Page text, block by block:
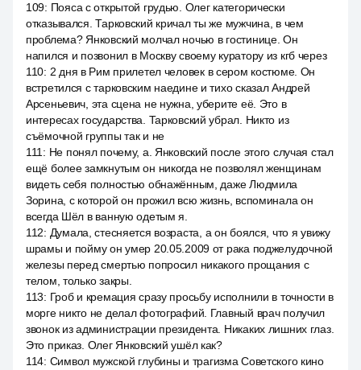
109: Пояса с открытой грудью. Олег категорически
отказывался. Тарковский кричал ты же мужчина, в чем
проблема? Янковский молчал ночью в гостинице. Он
напился и позвонил в Москву своему куратору из кгб через
110: 2 дня в Рим прилетел человек в сером костюме. Он
встретился с тарковским наедине и тихо сказал Андрей
Арсеньевич, эта сцена не нужна, уберите её. Это в
интересах государства. Тарковский убрал. Никто из
съёмочной группы так и не
111 : Не понял почему, а. Янковский после этого случая стал
ещё более замкнутым он никогда не позволял женщинам
видеть себя полностью обнажённым, даже Людмила
Зорина, с которой он прожил всю жизнь, вспоминала он
всегда Шёл в ванную одетым я.
112: Думала, стесняется возраста, а он боялся, что я увижу
шрамы и пойму он умер 20.05.2009 от рака поджелудочной
железы перед смертью попросил никакого прощания с
телом, только закры.
113: Гроб и кремация сразу просьбу исполнили в точности в
морге никто не делал фотографий. Главный врач получил
звонок из администрации президента. Никаких лишних глаз.
Это приказ. Олег Янковский ушёл как?
114: Символ мужской глубины и трагизма Советского кино